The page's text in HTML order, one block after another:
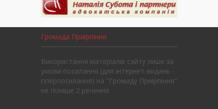
Громада Приірпіння
Використання матеріалів сайту лише за
умови посилання (для інтернет-видань -
гіперпосилання) на "Громаду Приірпіння"
не пізніше 2 речення.